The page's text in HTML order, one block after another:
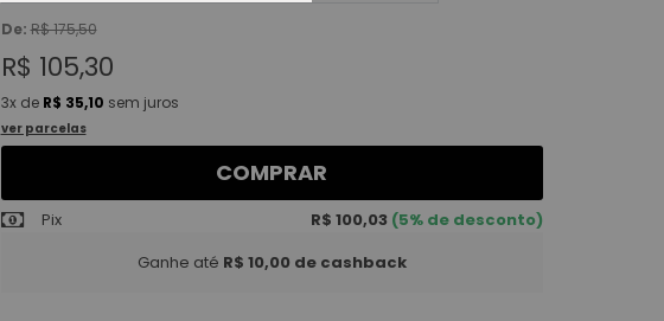
De:R$ 175,50
R$ 105,30
3xde R$ 35,10 sem juros
ver parcelas
COMPRAR
Pix R$ 100,03 (5% de desconto)
Ganhe até R$ 10,00de cashback